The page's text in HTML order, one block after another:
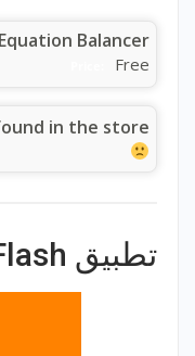
Balancer
Free
in the store.
تطبيق ReactionFlash